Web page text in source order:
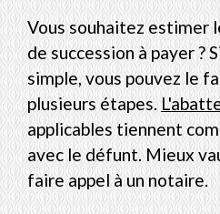
Vous souhaitez estimer
de succession à payer ?
simple, vous pouvez le
plusieurs étapes.
applicables tiennent
avec le défunt. Mieux
faire appel à un notaire.